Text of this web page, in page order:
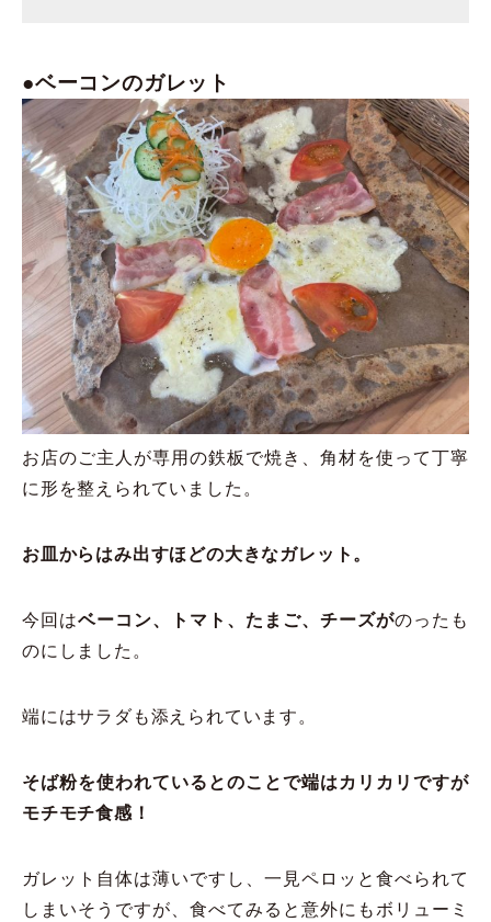
ベーコンのガレット
お店のご主人が専用の鉄板で焼き、角材を使って丁寧
に形を整えられていました。
お皿からはみ出すほどの大きなガレット。
今回はベーコン、トマト、たまご、チーズがのったも
のにしました。
端にはサラダも添えられています。
そば粉を使われているとのことで端はカリカリですが
モチモチ食感！
ガレット自体は薄いですし、一見ペロッと食べられて
しまいそうですが、食べてみると意外にもボリューミ